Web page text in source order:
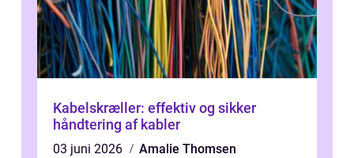
Kabelskræller: effektiv og sikker
håndtering af kabler
03 juni 2026
Amalie Thomsen